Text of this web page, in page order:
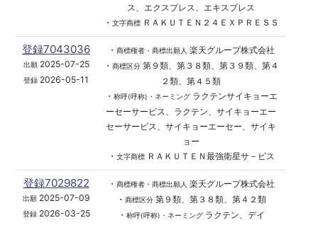
ス、エクスプレス、エキスプレス
・ 文字商標ＲＡＫＵＴＥＮ２４ＥＸＰＲＥＳＳ
登録7043036
出願2025-07-25
登録 2026-05-11
・ 商標権者・商標出願人 楽天グループ株式会社
・ 商標区分第９類、第３８類、第３９類、第４
２類、第４５類
・ 称呼(呼称)・ネーミングラクテンサイキョーエ
ーセーサービス、ラクテン、サイキョーエー
セーサービス、サイキョーエーセー、サイキ
ョー
・ 文字商標ＲＡＫＵＴＥＮ最強衛星サ－ビス
登録7029822
出願2025-07-09
登録2026-03-25
・ 商標権者・商標出願人 楽天グループ株式会社
・ 商標区分第９類、第３８類、第４２類
・ 称呼(呼称)・ネーミングラクテン、デイ